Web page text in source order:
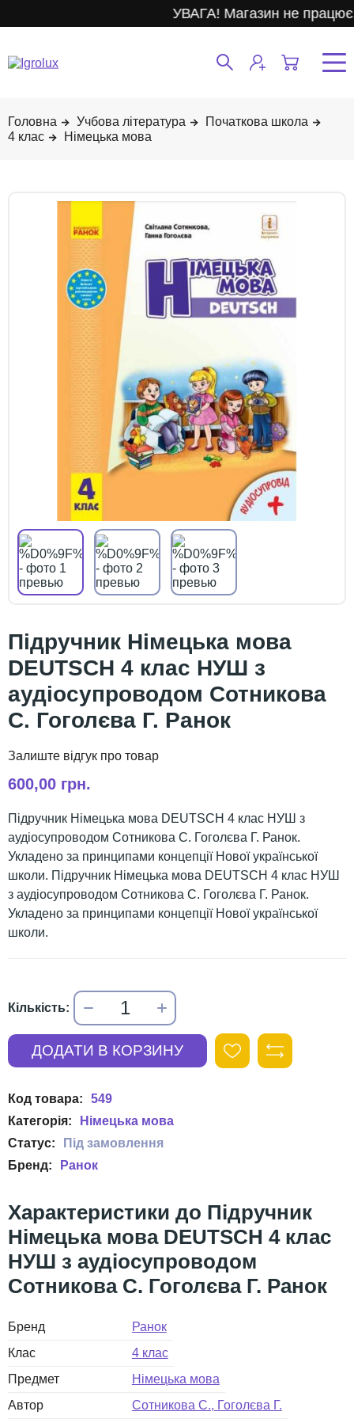
УВАГА! Магазин не працює.
Учбова література
Початкова школа
4 клас
Німецька мова
Підручник Німецька мова
DEUTSCH 4 клас НУШ з
аудіосупроводом Сотникова
С. Гоголєва Г. Ранок
600,00 грн.
Підручник Німецька мова DEUTSCH 4 клас НУШ з
аудіосупроводом Сотникова С. Гоголєва Г. Ранок.
Укладено за принципами концепції Нової української
школи. Підручник Німецька мова DEUTSCH 4 клас НУШ
з аудіосупроводом Сотникова С. Гоголєва Г. Ранок.
Укладено за принципами концепції Нової української
школи.
549
Німецька мова
Ранок
Підручник
Німецька мова DEUTSCH 4 клас
НУШ з аудіосупроводом
Сотникова С. Гоголєва Г. Ранок
Бренд
Ранок
Клас
4 клас
Предмет
Німецька мова
Автор
Сотникова С., Гоголєва Г.